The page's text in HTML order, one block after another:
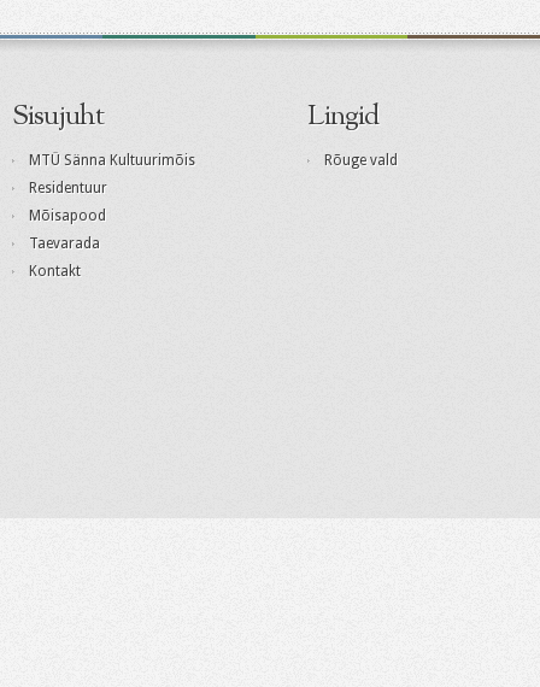
Sisujuht
MTÜ Sänna Kultuurimõis
Residentuur
Mõisapood
Taevarada
Kontakt
Lingid
Rõuge vald